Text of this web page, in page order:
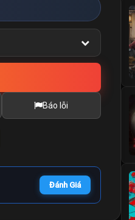
Báo lỗi
Đánh Giá